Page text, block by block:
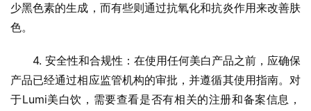
少黑色素的生成，而有些则通过抗氧化和抗炎作用来改善肤
色。
4. 安全性和合规性：在使用任何美白产品之前，应确保
产品已经通过相应监管机构的审批，并遵循其使用指南。对
于Lumi美白饮，需要查看是否有相关的注册和备案信息，